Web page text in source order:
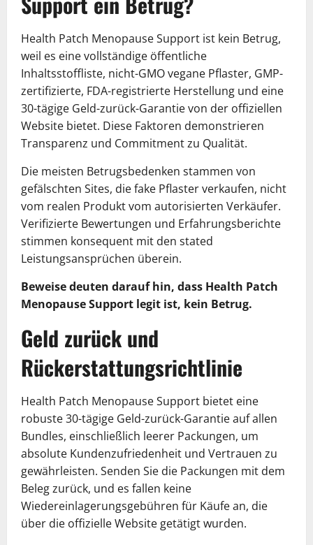
Health Patch Menopause Support ist kein Betrug,
weil es eine vollständige öffentliche
Inhaltsstoffliste, nicht-GMO vegane Pflaster, GMP-
zertifizierte, FDA-registrierte Herstellung und eine
30-tägige Geld-zurück-Garantie von der offiziellen
Website bietet. Diese Faktoren demonstrieren
Transparenz und Commitment zu Qualität.
Die meisten Betrugsbedenken stammen von
gefälschten Sites, die fake Pflaster verkaufen, nicht
vom realen Produkt vom autorisierten Verkäufer.
Verifizierte Bewertungen und Erfahrungsberichte
stimmen konsequent mit den stated
Leistungsansprüchen überein.
Beweise deuten darauf hin, dass Health Patch
Menopause Support legit ist, kein Betrug.
Geld zurück und
Rückerstattungsrichtlinie
Health Patch Menopause Support bietet eine
robuste 30-tägige Geld-zurück-Garantie auf allen
Bundles, einschließlich leerer Packungen, um
absolute Kundenzufriedenheit und Vertrauen zu
gewährleisten. Senden Sie die Packungen mit dem
Beleg zurück, und es fallen keine
Wiedereinlagerungsgebühren für Käufe an, die
über die offizielle Website getätigt wurden.